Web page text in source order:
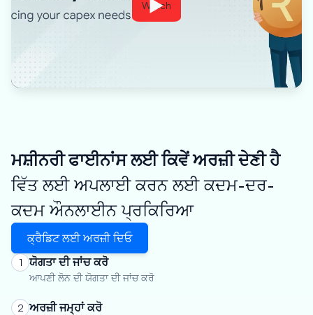
Watch
ਮਸ਼ੀਨਰੀ ਫਾਈਨਾਂਸ ਲਈ ਕਿਵੇਂ ਅਰਜ਼ੀ ਦੇਣੀ ਹੈ
ਵਿੱਤ ਲਈ ਅਪਲਾਈ ਕਰਨ ਲਈ ਕਦਮ-ਦਰ-
ਕਦਮ ਔਨਲਾਈਨ ਪ੍ਰਕਿਰਿਆ
ਕ੍ਰੈਡਿਟ ਲਈ ਅਰਜ਼ੀ ਦਿਓ
1 ਯੋਗਤਾ ਦੀ ਜਾਂਚ ਕਰੋ
ਆਪਣੀ ਲੋਨ ਦੀ ਯੋਗਤਾ ਦੀ ਜਾਂਚ ਕਰੋ
2 ਅਰਜ਼ੀ ਜਮ੍ਹਾਂ ਕਰੋ